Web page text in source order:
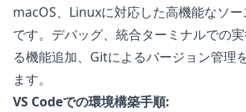
macOS、Linuxに対応した高機能なソ
です。デバッグ、統合ターミナルでの
る機能追加、Gitによるバージョン管理
ます。
VS Codeでの環境構築手順: